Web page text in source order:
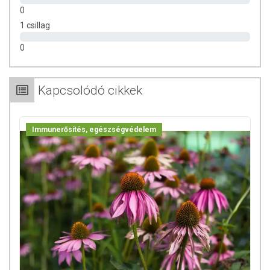
0
1 csillag
0
Kapcsolódó cikkek
Immunerősítés, egészségvédelem